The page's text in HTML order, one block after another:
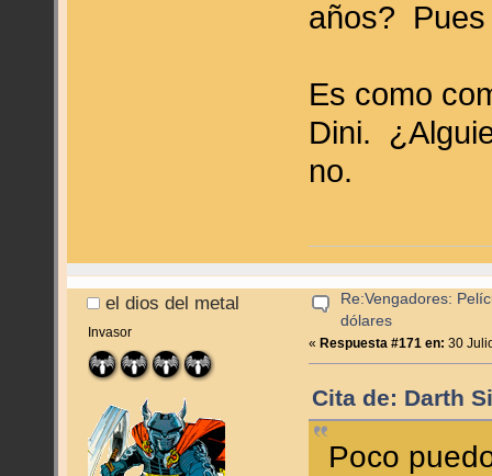
años?
Es como
Dini.
no.
el dios del metal
Invasor
Re:Vengadores:
dólares
« Respuesta #171 en: 30
Cita de: Darth
Poco